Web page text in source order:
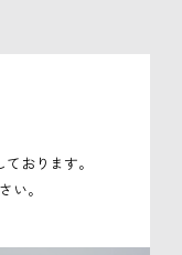
おります。
い。